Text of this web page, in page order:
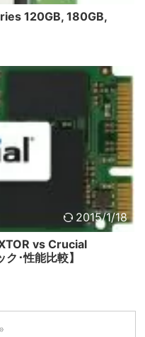
120GB, 180GB,
2015/1/18
vs Crucial
･性能比較】